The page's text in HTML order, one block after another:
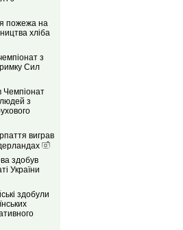
пожежа на
хліба
з
Сил
Чемпіонат
з
виграв
здобув
України
здобули